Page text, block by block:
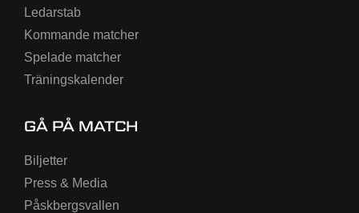
Ledarstab
Kommande matcher
Spelade matcher
Träningskalender
GÅ PÅ MATCH
Biljetter
Press & Media
Påskbergsvallen